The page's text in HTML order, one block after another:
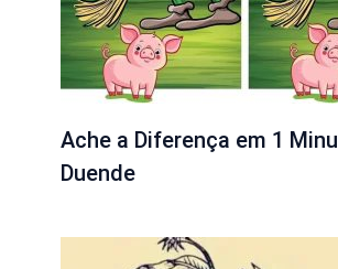
Ache a Diferença em 1
Duende